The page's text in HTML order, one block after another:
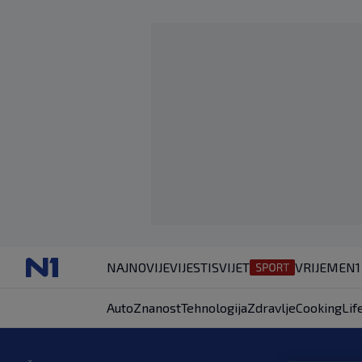
NAJNOVIJEVIJESTISVIJET VRIJEME
AutoZnanostTehnologijaZdravljeCooking